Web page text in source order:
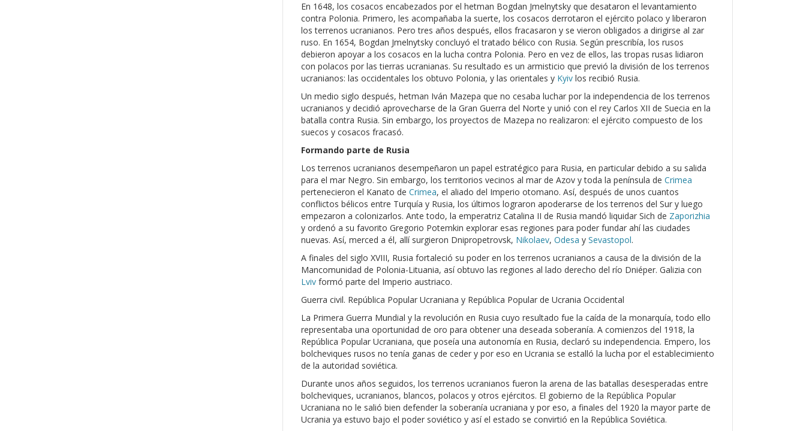
En 1648, los cosacos encabezados por el hetman Bogdan Jmelnytsky que desataron el levantamiento
contra Polonia. Primero, les acompañaba la suerte, los cosacos derrotaron el ejército polaco y liberaron
los terrenos ucranianos. Pero tres años después, ellos fracasaron y se vieron obligados a dirigirse al zar
ruso. En 1654, Bogdan Jmelnytsky concluyó el tratado bélico con Rusia. Según prescribía, los rusos
debieron apoyar a los cosacos en la lucha contra Polonia. Pero en vez de ellos, las tropas rusas lidiaron
con polacos por las tierras ucranianas. Su resultado es un armisticio que previó la división de los terrenos
ucranianos: las occidentales los obtuvo Polonia, y las orientales y Kyiv los recibió Rusia.
Un medio siglo después, hetman Iván Mazepa que no cesaba luchar por la independencia de los terrenos
ucranianos y decidió aprovecharse de la Gran Guerra del Norte y unió con el rey Carlos XII de Suecia en la
batalla contra Rusia. Sin embargo, los proyectos de Mazepa no realizaron: el ejército compuesto de los
suecos y cosacos fracasó.
Formando parte de Rusia
Los terrenos ucranianos desempeñaron un papel estratégico para Rusia, en particular debido a su salida
para el mar Negro. Sin embargo, los territorios vecinos al mar de Azov y toda la península de Crimea
pertenecieron el Kanato de Crimea, el aliado del Imperio otomano. Así, después de unos cuantos
conflictos bélicos entre Turquía y Rusia, los últimos lograron apoderarse de los terrenos del Sur y luego
empezaron a colonizarlos. Ante todo, la emperatriz Catalina II de Rusia mandó liquidar Sich de Zaporizhia
y ordenó a su favorito Gregorio Potemkin explorar esas regiones para poder fundar ahí las ciudades
nuevas. Así, merced a él, allí surgieron Dnipropetrovsk, Nikolaev, Odesa y Sevastopol.
A finales del siglo XVIII, Rusia fortaleció su poder en los terrenos ucranianos a causa de la división de la
Mancomunidad de Polonia-Lituania, así obtuvo las regiones al lado derecho del río Dniéper. Galizia con
Lviv formó parte del Imperio austriaco.
Guerra civil. República Popular Ucraniana y República Popular de Ucrania Occidental
La Primera Guerra Mundial y la revolución en Rusia cuyo resultado fue la caída de la monarquía, todo ello
representaba una oportunidad de oro para obtener una deseada soberanía. A comienzos del 1918, la
República Popular Ucraniana, que poseía una autonomía en Rusia, declaró su independencia. Empero, los
bolcheviques rusos no tenía ganas de ceder y por eso en Ucrania se estalló la lucha por el establecimiento
de la autoridad soviética.
Durante unos años seguidos, los terrenos ucranianos fueron la arena de las batallas desesperadas entre
bolcheviques, ucranianos, blancos, polacos y otros ejércitos. El gobierno de la República Popular
Ucraniana no le salió bien defender la soberanía ucraniana y por eso, a finales del 1920 la mayor parte de
Ucrania ya estuvo bajo el poder soviético y así el estado se convirtió en la República Soviética.